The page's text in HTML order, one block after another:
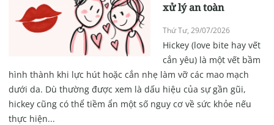
xử lý an toàn
Thứ Tư, 29/07/2026
Hickey (love bite hay vết
cắn yêu) là một vết bầm
hình thành khi lực hút hoặc cắn nhẹ làm vỡ các mao mạch
dưới da. Dù thường được xem là dấu hiệu của sự gần gũi,
hickey cũng có thể tiềm ẩn một số nguy cơ về sức khỏe nếu
thực hiện...